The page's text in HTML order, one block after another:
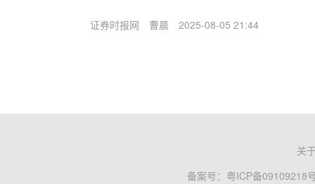
证券时报网 曹晨 2025-08-05 21:44
关
备案号： 粤ICP备09109218